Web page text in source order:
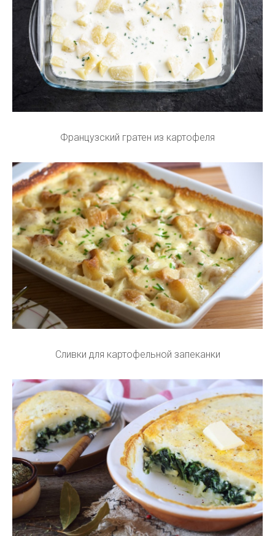
Французский гратен из картофеля
Сливки для картофельной запеканки